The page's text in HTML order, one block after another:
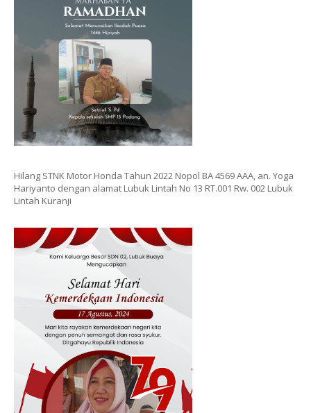
Hilang STNK Motor Honda Tahun 2022 Nopol BA 4569 AAA, an. Yoga
Hariyanto dengan alamat Lubuk Lintah No 13 RT.001 Rw. 002 Lubuk
Lintah Kuranji